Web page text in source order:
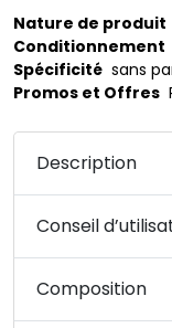
Nature de produit
Conditionnement
Spécificité sans
Promos et Offres
Description
Conseil
Composition